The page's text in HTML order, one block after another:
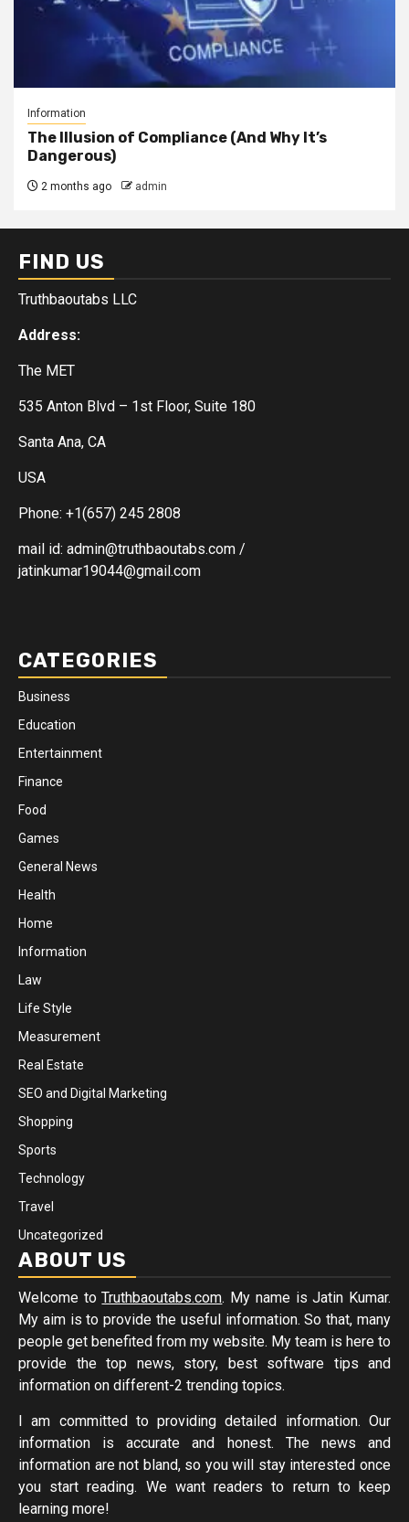
Information
The Illusion of Compliance (And Why It’s
Dangerous)
2 months ago admin
FIND US
Truthbaoutabs LLC
Address:
The MET
535 Anton Blvd – 1st Floor, Suite 180
Santa Ana, CA
USA
Phone: +1(657) 245 2808
mail id: admin@truthbaoutabs.com /
jatinkumar19044@gmail.com
CATEGORIES
Business
Education
Entertainment
Finance
Food
Games
General News
Health
Home
Information
Law
Life Style
Measurement
Real Estate
SEO and Digital Marketing
Shopping
Sports
Technology
Travel
Uncategorized
ABOUT US
Welcome toTruthbaoutabs.com. My name is Jatin Kumar.
My aim is to provide the useful information. So that, many
people get benefited from my website. My team is here to
provide the top news, story, best software tips and
information on different-2 trending topics.
I am committed to providing detailed information. Our
information is accurate and honest. The news and
information are not bland, so you will stay interested once
you start reading. We want readers to return to keep
learning more!